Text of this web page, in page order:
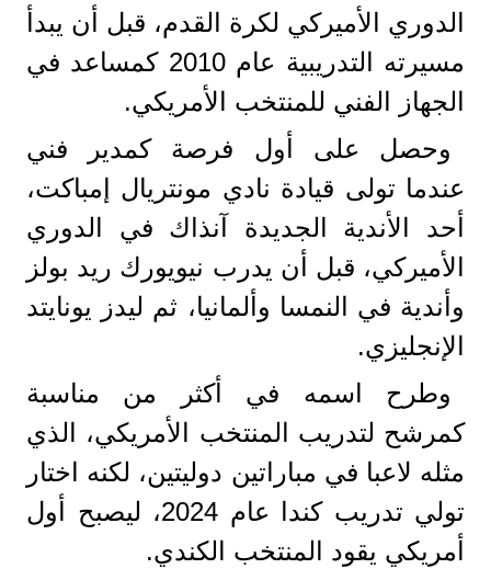
الدوري الأميركي لكرة القدم، قبل أن يبدأ
مسيرته التدريبية عام 2010 كمساعد في
الجهاز الفني للمنتخب الأمريكي.
وحصل على أول فرصة كمدير فني
عندما تولى قيادة نادي مونتريال إمباكت،
أحد الأندية الجديدة آنذاك في الدوري
الأميركي، قبل أن يدرب نيويورك ريد بولز
وأندية في النمسا وألمانيا، ثم ليدز يونايتد
الإنجليزي.
وطرح اسمه في أكثر من مناسبة
كمرشح لتدريب المنتخب الأمريكي، الذي
مثله لاعبا في مباراتين دوليتين، لكنه اختار
تولي تدريب كندا عام 2024، ليصبح أول
أمريكي يقود المنتخب الكندي.